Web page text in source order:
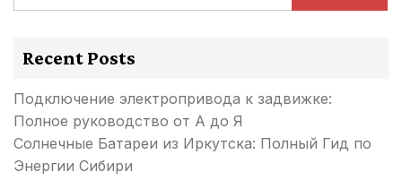
Recent Posts
Подключение электропривода к задвижке:
Полное руководство от А до Я
Солнечные Батареи из Иркутска: Полный Гид по
Энергии Сибири